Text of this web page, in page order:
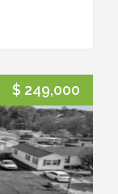
$ 249,000